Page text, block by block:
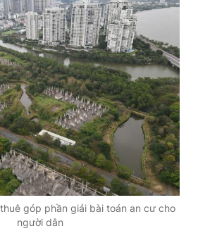
góp phần giải bài toán an cư cho
người dân